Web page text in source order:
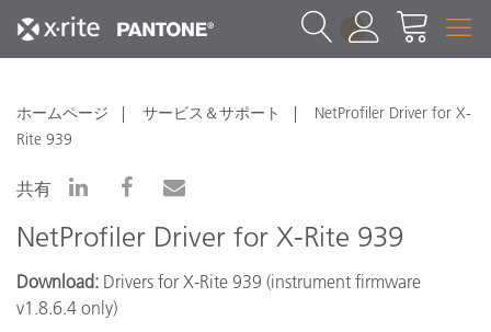
1
ホームページ サービス＆サポート
NetProfiler Driver for X-
Rite 939
共有
NetProfiler Driver for X-Rite 939
Download: Drivers for X-Rite 939 (instrument firmware
v1.8.6.4 only)